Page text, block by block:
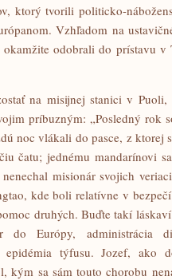
ktorý tvorili politicko-
Vzhľadom na
odobrali do prístavu
na misijnej stanici v
príbuzným: „Posledný rok
noc vlákali do pasce, z ktorej
čatu; jednému mandarínovi
misionár svojich
kde boli relatívne v
druhých. Buďte takí
do Európy, administrácia
epidémia týfusu. Jozef, ako
kým sa sám touto chorobu